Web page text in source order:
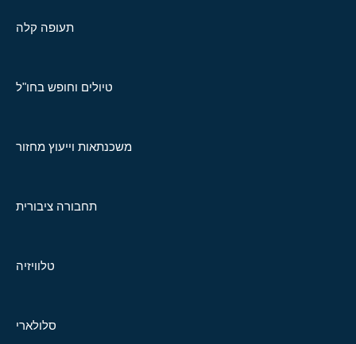
תעופה קלה
טיולים וחופש בחו"ל
משכנתאות וייעוץ מחזור
תחבורה ציבורית
טלוויזיה
סלולארי